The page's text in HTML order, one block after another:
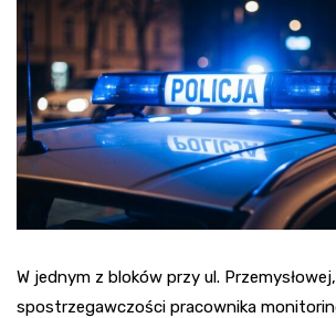
W jednym z bloków przy ul.
spostrzegawczości pracownika